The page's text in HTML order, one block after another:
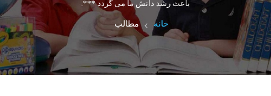
باعث رشد دانش ما می گردد ***.
خانه مطالب